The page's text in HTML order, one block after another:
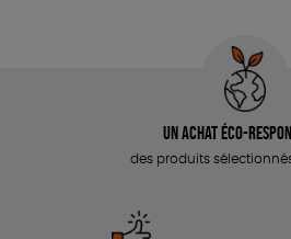
Un achat éco-
des produits